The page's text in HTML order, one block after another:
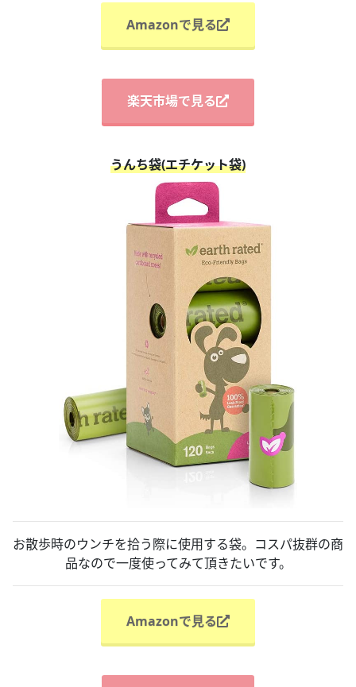
Amazonで見る
楽天市場で見る
うんち袋(エチケット袋)
お散歩時のウンチを拾う際に使用する袋。コスパ抜群の商
品なので一度使ってみて頂きたいです。
Amazonで見る